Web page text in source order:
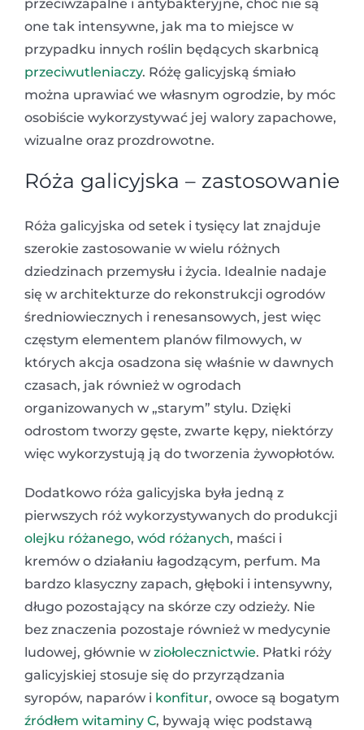
przeciwzapalne i antybakteryjne, choć nie są
one tak intensywne, jak ma to miejsce w
przypadku innych roślin będących skarbnicą
przeciwutleniaczy. Różę galicyjską śmiało
można uprawiać we własnym ogrodzie, by móc
osobiście wykorzystywać jej walory zapachowe,
wizualne oraz prozdrowotne.
Róża galicyjska – zastosowanie
Róża galicyjska od setek i tysięcy lat znajduje
szerokie zastosowanie w wielu różnych
dziedzinach przemysłu i życia. Idealnie nadaje
się w architekturze do rekonstrukcji ogrodów
średniowiecznych i renesansowych, jest więc
częstym elementem planów filmowych, w
których akcja osadzona się właśnie w dawnych
czasach, jak również w ogrodach
organizowanych w „starym” stylu. Dzięki
odrostom tworzy gęste, zwarte kępy, niektórzy
więc wykorzystują ją do tworzenia żywopłotów.
Dodatkowo róża galicyjska była jedną z
pierwszych róż wykorzystywanych do produkcji
olejku różanego, wód różanych, maści i
kremów o działaniu łagodzącym, perfum. Ma
bardzo klasyczny zapach, głęboki i intensywny,
długo pozostający na skórze czy odzieży. Nie
bez znaczenia pozostaje również w medycynie
ludowej, głównie w ziołolecznictwie. Płatki róży
galicyjskiej stosuje się do przyrządzania
syropów, naparów i konfitur, owoce są bogatym
źródłem witaminy C, bywają więc podstawą